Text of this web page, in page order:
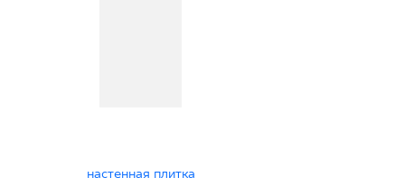
настенная плитка